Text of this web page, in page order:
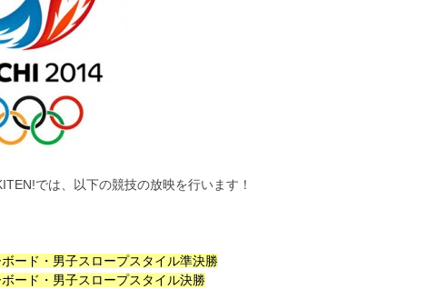
では、以下の競技の放映を行います！
ード・男子スロープスタイル準決勝
ード・男子スロープスタイル決勝